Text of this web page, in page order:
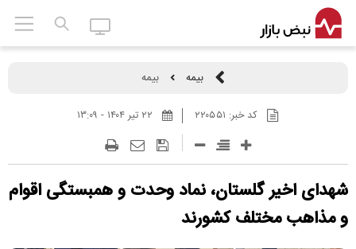
بیمه بیمه
کد خبر: ۲۲۰۵۵۱
شهدای اخیر گلستان، نماد وحدت و همبستگی اقوام
و مذاهب مختلف کشورند